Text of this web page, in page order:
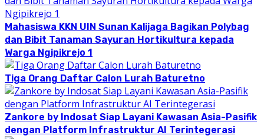
Mahasiswa KKN UIN Sunan Kalijaga Bagikan Polybag
dan Bibit Tanaman Sayuran Hortikultura kepada
Warga Ngipikrejo 1
Tiga Orang Daftar Calon Lurah Baturetno
Zankore by Indosat Siap Layani Kawasan Asia-Pasifik
dengan Platform Infrastruktur AI Terintegerasi